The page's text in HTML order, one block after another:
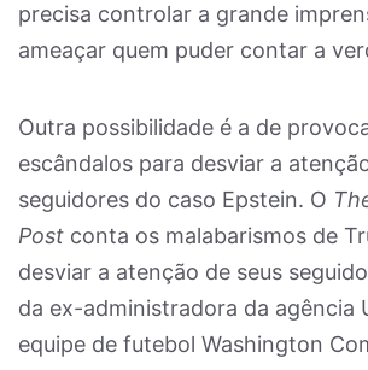
precisa controlar a grande
ameaçar quem puder contar a
Outra possibilidade é a de
escândalos para desviar a
seguidores do caso Epstein. O
Post conta os malabarismos de
desviar a atenção de seus
da ex-administradora da agência
equipe de futebol Washington